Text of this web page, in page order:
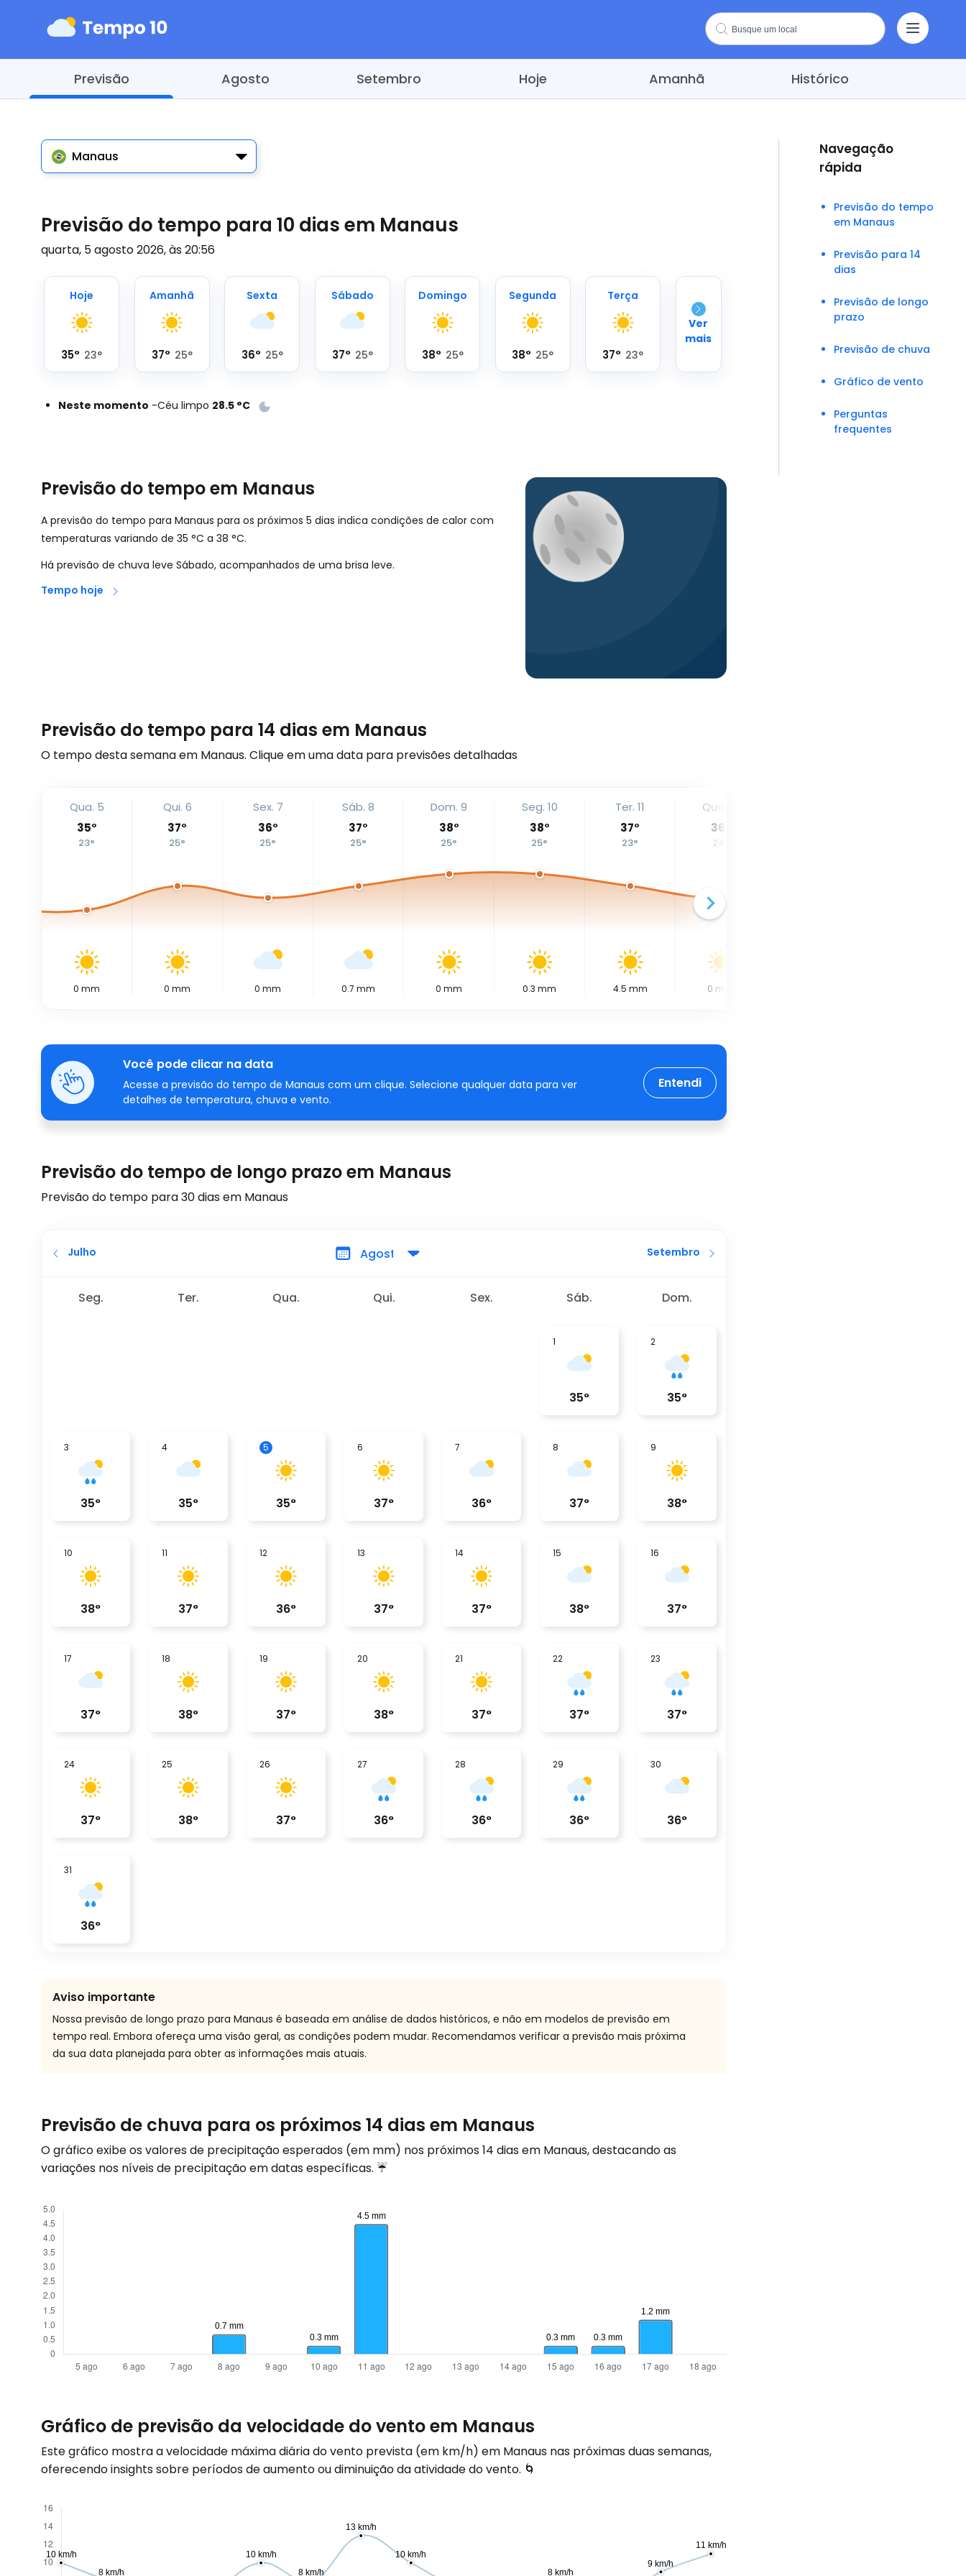
Previsão Agosto Setembro Hoje Amanhã Histórico
Manaus
Previsão do tempo para 10 dias em Manaus
quarta, 5 agosto 2026, às 20:56
Hoje
35° 23°
Amanhã
37° 25°
Sexta
36° 25°
Sábado
37° 25°
Domingo
38° 25°
Segunda
38° 25°
Terça
37° 23°
Ver
mais
Neste momento -Céu limpo 28.5 °C
Previsão do tempo em Manaus
A previsão do tempo para Manaus para os próximos 5 dias indica condições de calor com
temperaturas variando de 35 °C a 38 °C.
Há previsão de chuva leve Sábado, acompanhados de uma brisa leve.
Tempo hoje
Previsão do tempo para 14 dias em Manaus
O tempo desta semana em Manaus. Clique em uma data para previsões detalhadas
Qua. 5
35°
23°
0 mm
Qui. 6
37°
25°
0 mm
Sex. 7
36°
25°
0 mm
Sáb. 8
37°
25°
0.7 mm
Dom. 9
38°
25°
0 mm
Seg. 10
38°
25°
0.3 mm
Ter. 11
37°
23°
4.5 mm
Qua. 12
36
24
0 mm
Você pode clicar na data
Acesse a previsão do tempo de Manaus com um clique. Selecione qualquer data para ver
detalhes de temperatura, chuva e vento.
Entendi
Previsão do tempo de longo prazo em Manaus
Previsão do tempo para 30 dias em Manaus
Julho Setembro
Seg. Ter. Qua. Qui. Sex. Sáb. Dom.
1
35°
2
35°
3
35°
4
35°
5
35°
6
37°
7
36°
8
37°
9
38°
10
38°
11
37°
12
36°
13
37°
14
37°
15
38°
16
37°
17
37°
18
38°
19
37°
20
38°
21
37°
22
37°
23
37°
24
37°
25
38°
26
37°
27
36°
28
36°
29
36°
30
36°
31
36°
Aviso importante
Nossa previsão de longo prazo para Manaus é baseada em análise de dados históricos, e não em modelos de previsão em
tempo real. Embora ofereça uma visão geral, as condições podem mudar. Recomendamos verificar a previsão mais próxima
da sua data planejada para obter as informações mais atuais.
Previsão de chuva para os próximos 14 dias em Manaus
O gráfico exibe os valores de precipitação esperados (em mm) nos próximos 14 dias em Manaus, destacando as
variações nos níveis de precipitação em datas específicas. ☔
Gráfico de previsão da velocidade do vento em Manaus
Este gráfico mostra a velocidade máxima diária do vento prevista (em km/h) em Manaus nas próximas duas semanas,
oferecendo insights sobre períodos de aumento ou diminuição da atividade do vento. 🌀
Navegação
rápida
Previsão do tempo
em Manaus
Previsão para 14
dias
Previsão de longo
prazo
Previsão de chuva
Gráfico de vento
Perguntas
frequentes